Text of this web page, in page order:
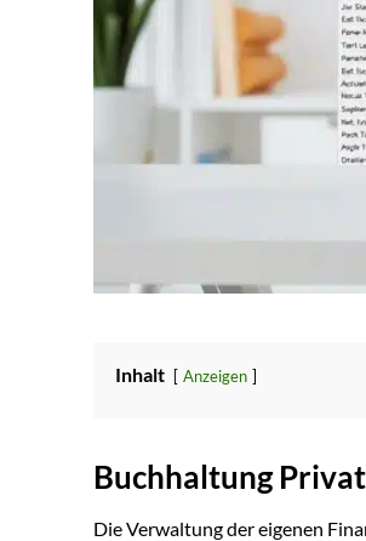
Inhalt Anzeigen
Buchhaltung
Die Verwaltung der eigenen